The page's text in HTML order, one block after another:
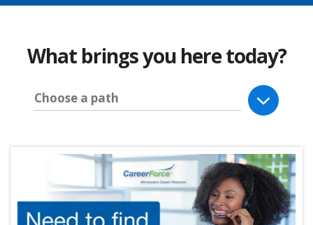
What brings you here today?
Choose a path